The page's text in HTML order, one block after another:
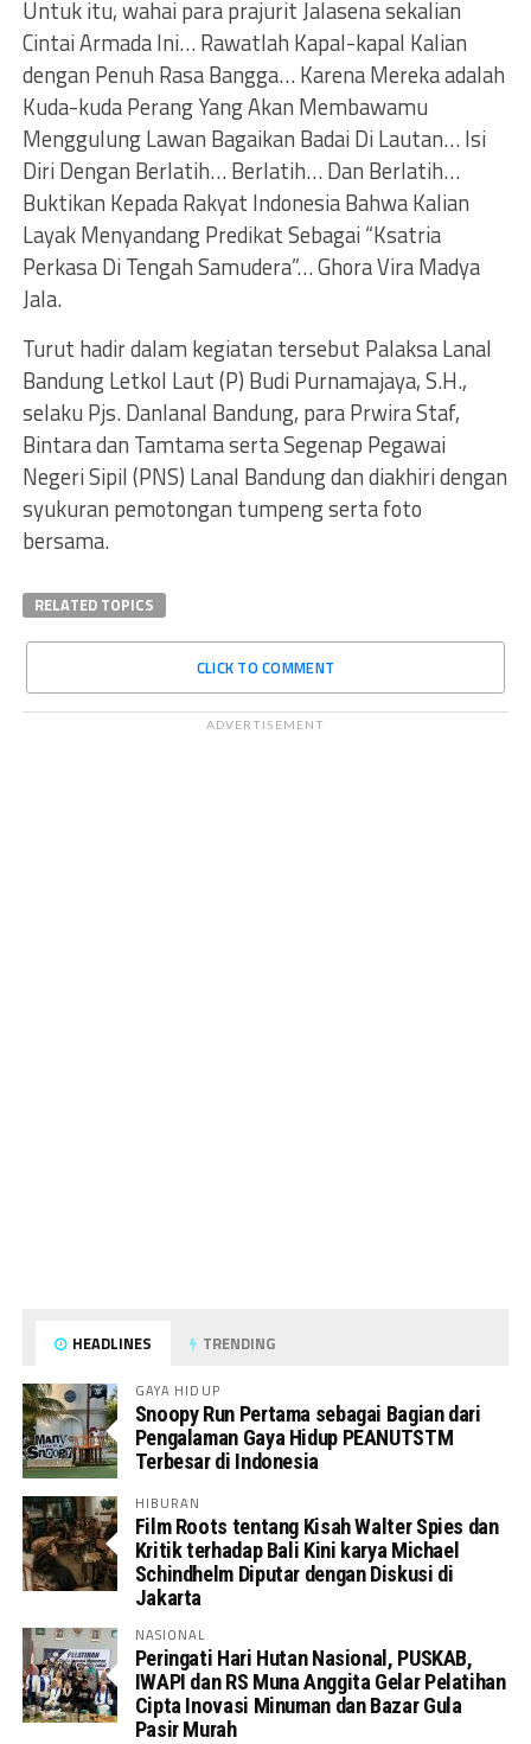
Untuk itu, wahai para prajurit Jalasena sekalian
Cintai Armada Ini… Rawatlah Kapal-kapal Kalian
dengan Penuh Rasa Bangga… Karena Mereka adalah
Kuda-kuda Perang Yang Akan Membawamu
Menggulung Lawan Bagaikan Badai Di Lautan… Isi
Diri Dengan Berlatih… Berlatih… Dan Berlatih…
Buktikan Kepada Rakyat Indonesia Bahwa Kalian
Layak Menyandang Predikat Sebagai “Ksatria
Perkasa Di Tengah Samudera”… Ghora Vira Madya
Jala.
Turut hadir dalam kegiatan tersebut Palaksa Lanal
Bandung Letkol Laut (P) Budi Purnamajaya, S.H.,
selaku Pjs. Danlanal Bandung, para Prwira Staf,
Bintara dan Tamtama serta Segenap Pegawai
Negeri Sipil (PNS) Lanal Bandung dan diakhiri dengan
syukuran pemotongan tumpeng serta foto
bersama.
RELATED TOPICS
CLICK TO COMMENT
ADVERTISEMENT
HEADLINES TRENDING
GAYA HIDUP
Snoopy Run Pertama sebagai Bagian dari
Pengalaman Gaya Hidup PEANUTSTM
Terbesar di Indonesia
HIBURAN
Film Roots tentang Kisah Walter Spies dan
Kritik terhadap Bali Kini karya Michael
Schindhelm Diputar dengan Diskusi di
Jakarta
NASIONAL
Peringati Hari Hutan Nasional, PUSKAB,
IWAPI dan RS Muna Anggita Gelar Pelatihan
Cipta Inovasi Minuman dan Bazar Gula
Pasir Murah